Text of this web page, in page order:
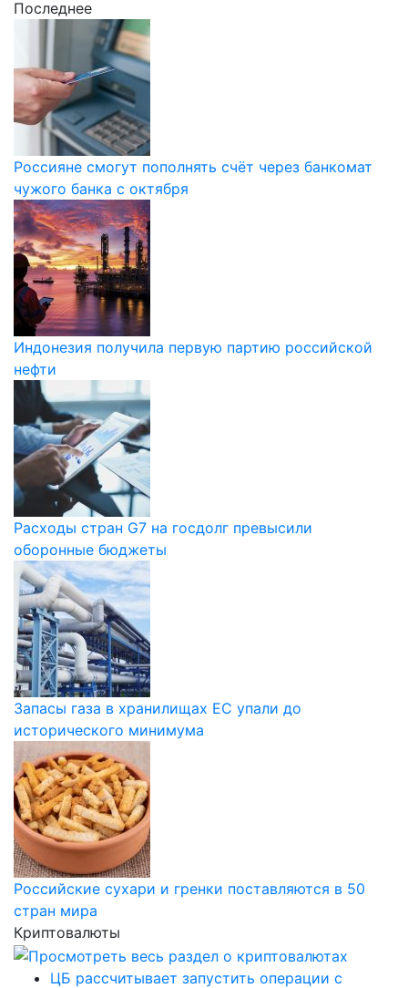
Последнее
Россияне смогут пополнять счёт через банкомат
чужого банка с октября
Индонезия получила первую партию российской
нефти
Расходы стран G7 на госдолг превысили
оборонные бюджеты
Запасы газа в хранилищах ЕС упали до
исторического минимума
Российские сухари и гренки поставляются в 50
стран мира
Криптовалюты
ЦБ рассчитывает запустить операции с